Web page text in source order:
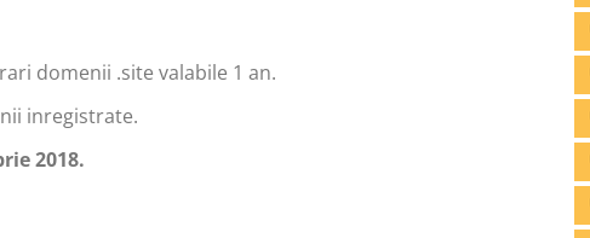
domenii .site valabile 1 an.
inregistrate.
2018.